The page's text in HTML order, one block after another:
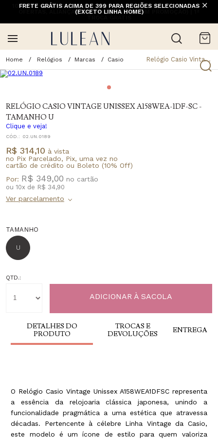
10% OFF NA 1ª COMPRA COM CUPOM PRIMEIRACOMPRA (EXCETO
OFERTAS, ALIANÇAS, RELÓGIOS E ITENS EM PROMOÇÃO) | 1ª
FRETE GRÁTIS ACIMA DE 399 PARA REGIÕES SELECIONADAS
(EXCETO LINHA HOME)
Relógios Marcas Casio Relógio Casio Vintage Unissex A158wea-1df-sc - Tamanho U
RELÓGIO CASIO VINTAGE UNISSEX A158WEA-1DF-SC -
TAMANHO U
Clique e veja!
CÓD.: 02.UN.0189
R$ 314,10 à vista
no Pix Parcelado, Pix, uma vez no
cartão de crédito ou Boleto (10% Off)
Por: R$ 349,00
ou 10x de R$ 34,90
TAMANHO
U
QTD.:
DETALHES DO
PRODUTO
TROCAS E
DEVOLUÇÕES
ENTREGA
O Relógio Casio Vintage Unissex A158WEA1DFSC representa
a essência da relojoaria clássica japonesa, unindo a
funcionalidade pragmática a uma estética que atravessa
décadas. Pertencente à célebre Linha Vintage da Casio,
este modelo é um ícone de estilo para quem valoriza